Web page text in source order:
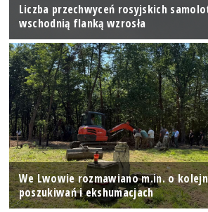
Liczba przechwyceń rosyjskich
wschodnią flanką wzrosła
We Lwowie rozmawiano m.in. o
poszukiwań i ekshumacjach